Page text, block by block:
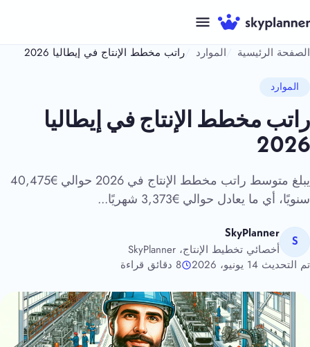
إلى
المحتوى
الصفحة الرئيسية الموارد راتب مخطط الإنتاج في إيطاليا 2026
الموارد
راتب مخطط الإنتاج في إيطاليا
2026
يبلغ متوسط راتب مخطط الإنتاج في 2026 حوالي €40,475
سنويًا، أي ما يعادل حوالي €3,373 شهريًا...
S
SkyPlanner
أخصائي تخطيط الإنتاج، SkyPlanner
تم التحديث 14 يونيو، 2026
8 دقائق قراءة